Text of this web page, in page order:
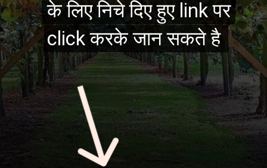
के लिए निचे दिए हुए link पर
click करके जान सकते है
के लिए निचे दिए हुए link पर
click करके जान सकते है